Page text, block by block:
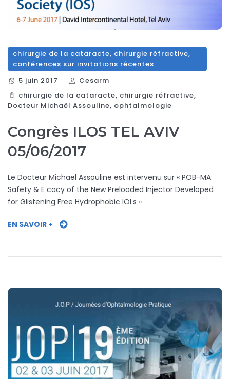
chirurgie de la cataracte, chirurgie réfractive,
conférences sur invitations récentes
5 juin 2017
Cesarm
chirurgie de la cataracte, chirurgie réfractive,
Docteur Michaël Assouline, ophtalmologie
Congrès ILOS TEL AVIV
05/06/2017
Le Docteur Michael Assouline est intervenu sur « POB-MA:
Safety & E cacy of the New Preloaded Injector Developed
for Glistening Free Hydrophobic IOLs »
EN SAVOIR +